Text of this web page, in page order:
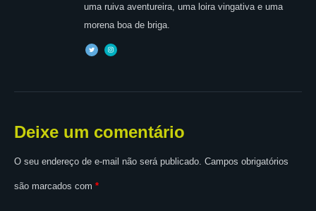
uma ruiva aventureira, uma loira vingativa e uma
morena boa de briga.
Deixe um comentário
O seu endereço de e-mail não será publicado. Campos obrigatórios
são marcados com *